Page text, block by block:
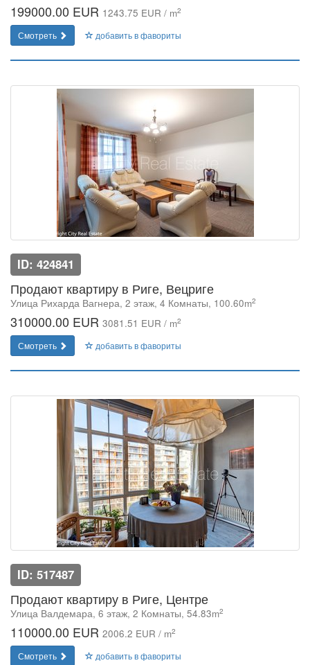
199000.00 EUR 1243.75 EUR / m2
Смотреть добавить в фавориты
ID: 424841
Продают квартиру в Риге, Вецриге
Улица Рихарда Вагнера, 2 этаж, 4 Комнаты, 100.60m2
310000.00 EUR 3081.51 EUR / m2
Смотреть добавить в фавориты
ID: 517487
Продают квартиру в Риге, Центре
Улица Валдемара, 6 этаж, 2 Комнаты, 54.83m2
110000.00 EUR 2006.2 EUR / m2
Смотреть добавить в фавориты